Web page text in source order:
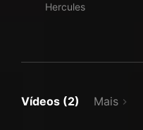
Hercules
Vídeos (2) Mais